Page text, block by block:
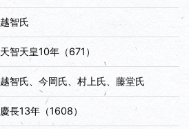
越智氏
天智天皇10年（671）
越智氏、今岡氏、村上氏、藤堂氏
慶長13年（1608）